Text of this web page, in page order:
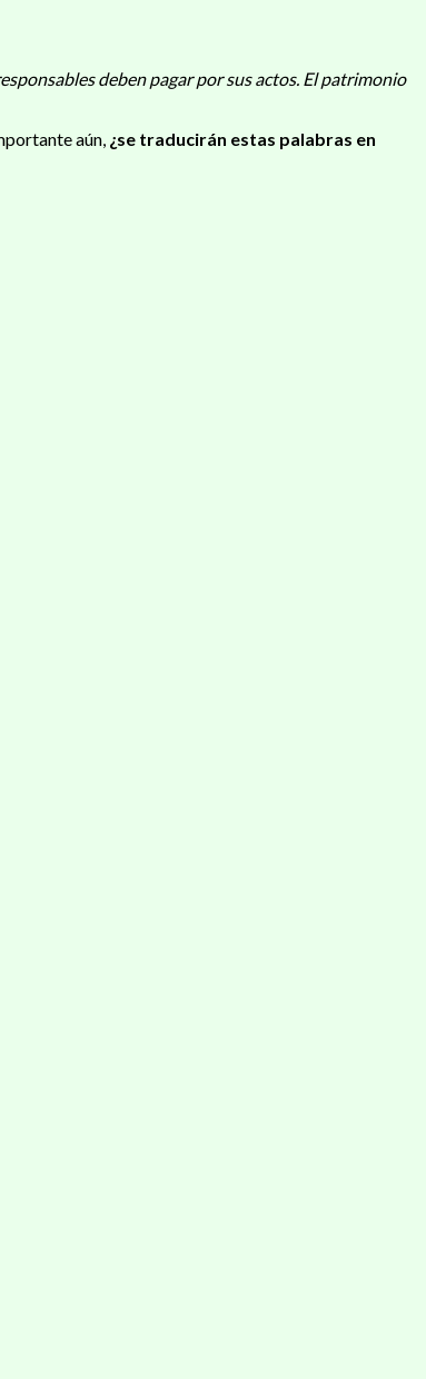
deben pagar por sus actos. El patrimonio
aún, ¿se traducirán estas palabras en